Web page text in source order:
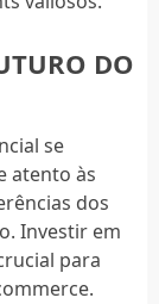
DO
se
atento às
dos
Investir em
para